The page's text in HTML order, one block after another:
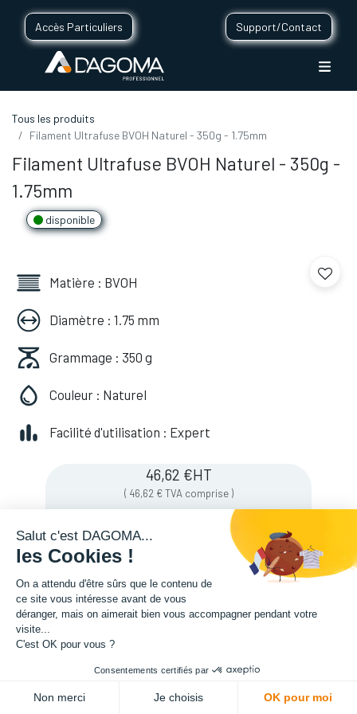
Accès Particuliers Support/Contact
Tous les produits
Filament Ultrafuse BVOH Naturel - 350g - 1.75mm
Filament Ultrafuse BVOH Naturel - 350g -
1.75mm
disponible
Matière : BVOH
Diamètre : 1.75 mm
Grammage : 350 g
Couleur : Naturel
Facilité d'utilisation : Expert
46,62 €HT
( 46,62€ TVA comprise )
Description
Salut c'est DAGOMA...
les Cookies !
On a attendu d'être sûrs que le contenu de
ce site vous intéresse avant de vous
déranger, mais on aimerait bien vous accompagner pendant votre
visite...
C'est OK pour vous ?
Consentements certifiés par
Non merci Je choisis OK pour moi